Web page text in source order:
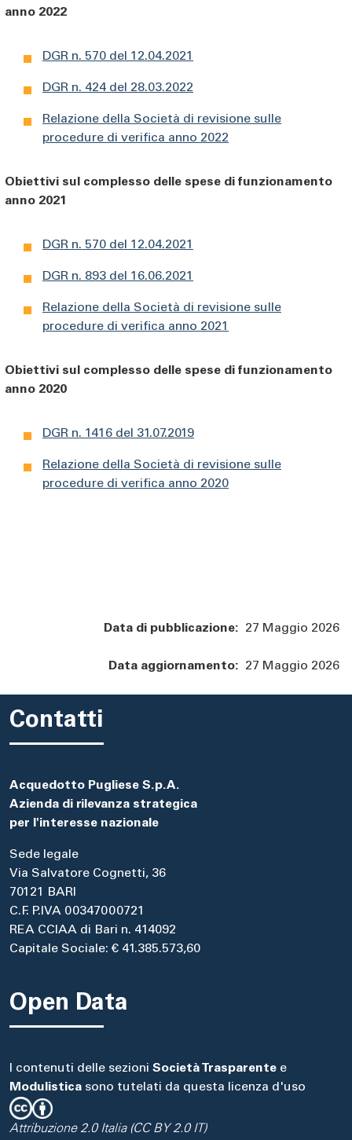
anno 2022
DGR n. 570 del 12.04.2021
DGR n. 424 del 28.03.2022
Relazione della Società di revisione sulle
procedure di verifica anno 2022
Obiettivi sul complesso delle spese di funzionamento
anno 2021
DGR n. 570 del 12.04.2021
DGR n. 893 del 16.06.2021
Relazione della Società di revisione sulle
procedure di verifica anno 2021
Obiettivi sul complesso delle spese di funzionamento
anno 2020
DGR n. 1416 del 31.07.2019
Relazione della Società di revisione sulle
procedure di verifica anno 2020
Data di pubblicazione: 27 Maggio 2026
Data aggiornamento: 27 Maggio 2026
Contatti
Acquedotto Pugliese S.p.A.
Azienda di rilevanza strategica
per l'interesse nazionale
Sede legale
Via Salvatore Cognetti, 36
70121 BARI
C.F. P.IVA 00347000721
REA CCIAA di Bari n. 414092
Capitale Sociale: € 41.385.573,60
Open Data
I contenuti delle sezioni Società Trasparente e
Modulistica sono tutelati da questa licenza d'uso
Attribuzione 2.0 Italia (CC BY 2.0 IT)